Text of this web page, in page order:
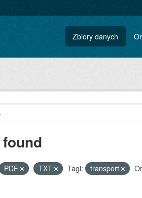
Zbiory danych
PDF TXT Tagi: transport